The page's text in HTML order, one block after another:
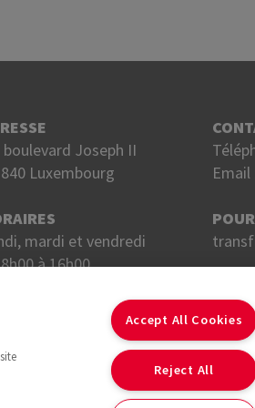
boulevard Joseph II
Luxembourg
mardi et vendredi
à 16h00.
Email
Accept All Cookies
Reject All